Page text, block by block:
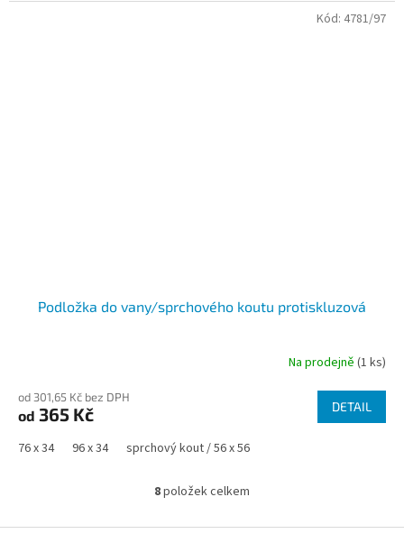
Podložka do vany/sprchového koutu protiskluzová
Na prodejně (1 ks)
od 301,65 Kč bez DPH
od 365 Kč DETAIL
76 x 34 96 x 34 sprchový kout / 56 x 56
Kód: 4781/97
O
l
8položek celkem